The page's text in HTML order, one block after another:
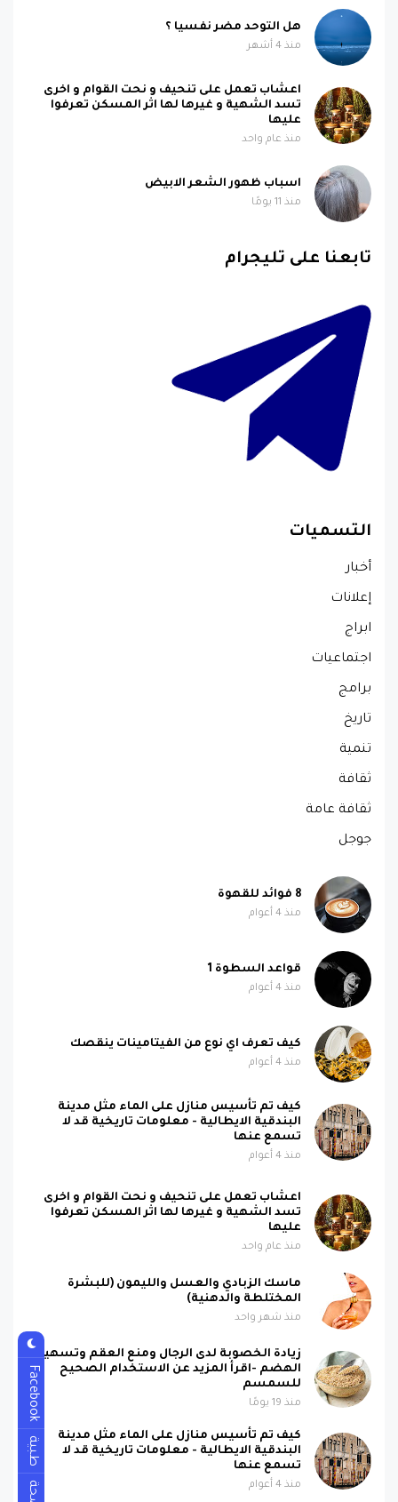
هل التوحد مضر نفسيا ؟
منذ 4 أشهر
اعشاب تعمل على تنحيف و نحت القوام و اخرى
تسد الشهية و غيرها لها اثر المسكن تعرفوا
عليها
منذ عام واحد
اسباب ظهور الشعر الابيض
منذ 11 يومًا
تابعنا على تليجرام
التسميات
أخبار
إعلانات
ابراج
اجتماعيات
برامج
تاريخ
تنمية
ثقافة
ثقافة عامة
جوجل
8 فوائد للقهوة
منذ 4 أعوام
قواعد السطوة 1
منذ 4 أعوام
كيف تعرف اي نوع من الفيتامينات ينقصك
منذ 4 أعوام
كيف تم تأسيس منازل على الماء مثل مدينة
البندقية الايطالية - معلومات تاريخية قد لا
تسمع عنها
منذ 4 أعوام
اعشاب تعمل على تنحيف و نحت القوام و اخرى
تسد الشهية و غيرها لها اثر المسكن تعرفوا
عليها
منذ عام واحد
ماسك الزبادي والعسل والليمون (للبشرة
المختلطة والدهنية)
منذ شهر واحد
زيادة الخصوبة لدى الرجال ومنع العقم وتسهيل
الهضم -اقرأ المزيد عن الاستخدام الصحيح
للسمسم
منذ 19 يومًا
كيف تم تأسيس منازل على الماء مثل مدينة
البندقية الايطالية - معلومات تاريخية قد لا
تسمع عنها
منذ 4 أعوام
Facebook
طبية
صحة